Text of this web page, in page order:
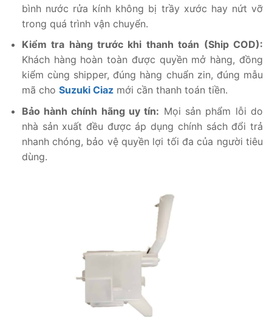
bình nước rửa kính không bị trầy xước hay nứt vỡ
trong quá trình vận chuyển.
Kiểm tra hàng trước khi thanh toán (Ship COD):
Khách hàng hoàn toàn được quyền mở hàng, đồng
kiểm cùng shipper, đúng hàng chuẩn zin, đúng mẫu
mã cho Suzuki Ciazmới cần thanh toán tiền.
Bảo hành chính hãng uy tín: Mọi sản phẩm lỗi do
nhà sản xuất đều được áp dụng chính sách đổi trả
nhanh chóng, bảo vệ quyền lợi tối đa của người tiêu
dùng.